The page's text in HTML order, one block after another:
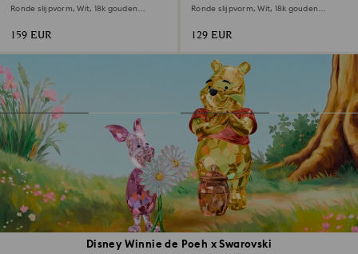
Disney Winnie de Poeh x Swarovski
Ronde slijpvorm, Wit, ‎18k gouden
159 EUR
Ronde slijpvorm, Wit, ‎18k gouden
129 EUR